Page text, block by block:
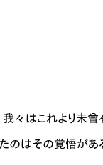
より未曾有の
悟がある者